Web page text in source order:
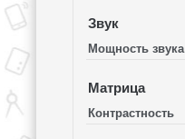
Звук
Мощность звука
Матрица
Контрастность